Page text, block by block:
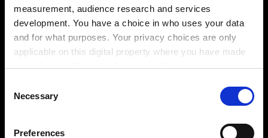
measurement, audience research and services
development. You have a choice in who uses your data
and for what purposes. Your privacy choices are only
applicable on this digital property where you have made
your choices. You can change or withdraw your consent
the Privacy trigger icon.
Selection
Necessary
Preferences